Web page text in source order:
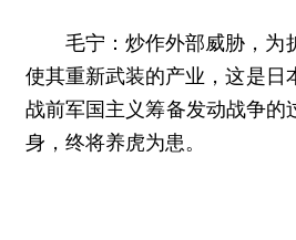
毛宁：炒作外部威胁，为
使其重新武装的产业，这是日
战前军国主义筹备发动战争的
身，终将养虎为患。